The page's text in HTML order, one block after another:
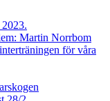
Martin Norrbom
för våra